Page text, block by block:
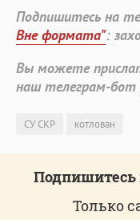
Подпишитесь на
Вне формата":
Вы можете
наш телеграм-бот
СУ СКР котлован
Подпишитесь
Только